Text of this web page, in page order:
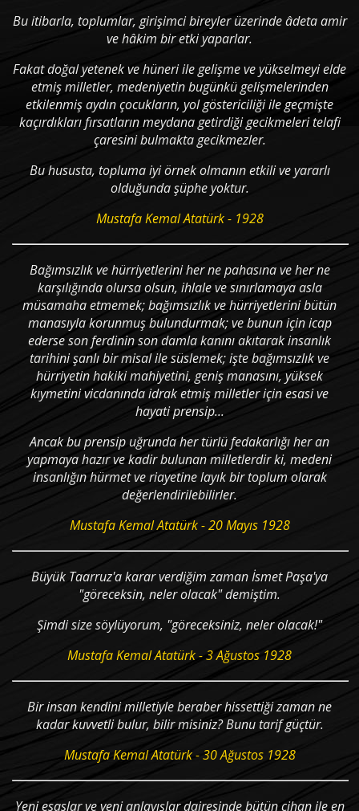
Bu itibarla, toplumlar, girişimci bireyler üzerinde âdeta amir
ve hâkim bir etki yaparlar.
Fakat doğal yetenek ve hüneri ile gelişme ve yükselmeyi elde
etmiş milletler, medeniyetin bugünkü gelişmelerinden
etkilenmiş aydın çocukların, yol göstericiliği ile geçmişte
kaçırdıkları fırsatların meydana getirdiği gecikmeleri telafi
çaresini bulmakta gecikmezler.
Bu hususta, topluma iyi örnek olmanın etkili ve yararlı
olduğunda şüphe yoktur.
Mustafa Kemal Atatürk - 1928
Bağımsızlık ve hürriyetlerini her ne pahasına ve her ne
karşılığında olursa olsun, ihlale ve sınırlamaya asla
müsamaha etmemek; bağımsızlık ve hürriyetlerini bütün
manasıyla korunmuş bulundurmak; ve bunun için icap
ederse son ferdinin son damla kanını akıtarak insanlık
tarihini şanlı bir misal ile süslemek; işte bağımsızlık ve
hürriyetin hakiki mahiyetini, geniş manasını, yüksek
kıymetini vicdanında idrak etmiş milletler için esasi ve
hayati prensip...
Ancak bu prensip uğrunda her türlü fedakarlığı her an
yapmaya hazır ve kadir bulunan milletlerdir ki, medeni
insanlığın hürmet ve riayetine layık bir toplum olarak
değerlendirilebilirler.
Mustafa Kemal Atatürk - 20 Mayıs 1928
Büyük Taarruz'a karar verdiğim zaman İsmet Paşa'ya
"göreceksin, neler olacak" demiştim.
Şimdi size söylüyorum, "göreceksiniz, neler olacak!"
Mustafa Kemal Atatürk - 3 Ağustos 1928
Bir insan kendini milletiyle beraber hissettiği zaman ne
kadar kuvvetli bulur, bilir misiniz? Bunu tarif güçtür.
Mustafa Kemal Atatürk - 30 Ağustos 1928
Yeni esaslar ve yeni anlayışlar dairesinde bütün cihan ile en